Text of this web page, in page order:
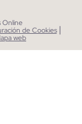
Online
de Cookies |
web